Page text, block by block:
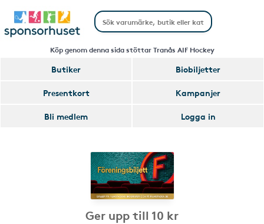
Köp genom denna sida stöttar Tranås AIF Hockey
Butiker
Biobiljetter
Presentkort
Kampanjer
Bli medlem
Logga in
Ger upp till 10 kr